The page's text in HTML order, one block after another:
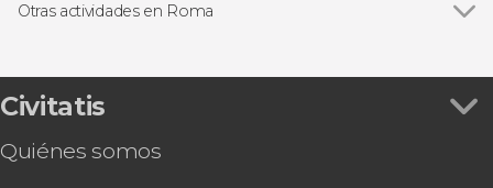
Museos Vaticanos y Capilla Sixtina
Castillo de Sant'Angelo
Museos Capitolinos
Free tours en Roma
Autobuses desde el aeropuerto de Roma
Autobuses turísticos en Roma
Gastronomía y enoturismo en Roma
Otras actividades en Roma
Excursión a Florencia y Pisa
Tour por el Estadio Olímpico de Roma
Autobús entre Civitavecchia y el aeropuerto de
Civitatis
Quiénes somos